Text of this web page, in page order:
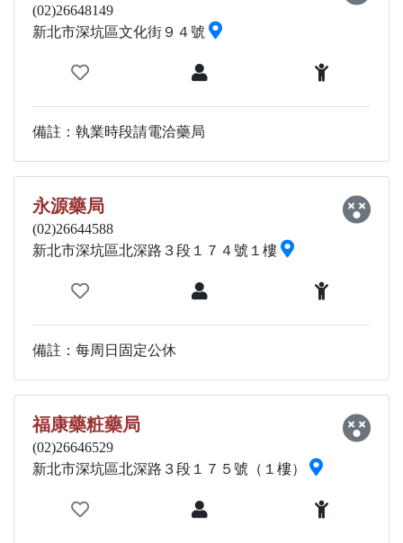
(02)26648149
新北市深坑區文化街９４號
備註：執業時段請電洽藥局
永源藥局
(02)26644588
新北市深坑區北深路３段１７４號１樓
備註：每周日固定公休
福康藥粧藥局
(02)26646529
新北市深坑區北深路３段１７５號（１樓）